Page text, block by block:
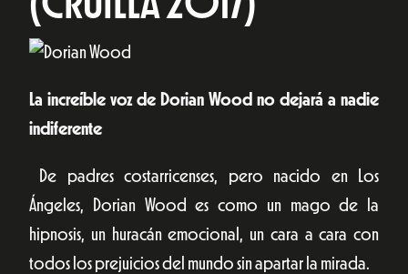
La increíble voz de Dorian Wood no dejará a nadie
indiferente
De padres costarricenses, pero nacido en Los
Ángeles, Dorian Wood es como un mago de la
hipnosis, un huracán emocional, un cara a cara con
todos los prejuicios del mundo sin apartar la mirada.